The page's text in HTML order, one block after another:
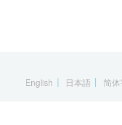
English
日本語 简